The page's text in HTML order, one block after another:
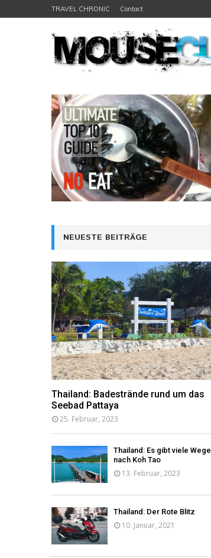
TRAVEL CHRONIC Contact
NEUESTE BEITRÄGE
Thailand: Badestrände rund um das
Seebad Pattaya
25. Februar, 2023
Thailand: Es gibt viele Wege
nach Koh Tao
13. Februar, 2023
Thailand: Der Rote Blitz
10. Januar, 2021